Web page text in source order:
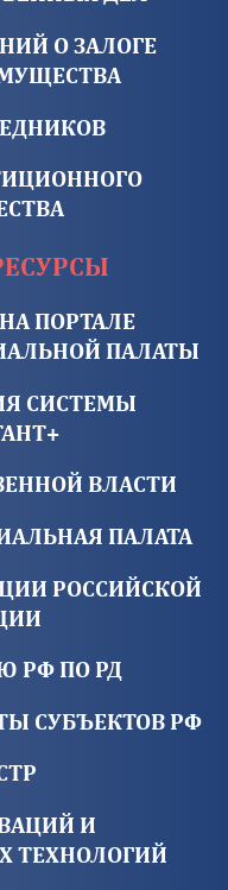
О ЗАЛОГЕ
ПОРТАЛЕ
ПАЛАТЫ
СИСТЕМЫ
ВЛАСТИ
ПАЛАТА
РОССИЙСКОЙ
РФ ПО РД
СУБЪЕКТОВ РФ
И
ТЕХНОЛОГИЙ